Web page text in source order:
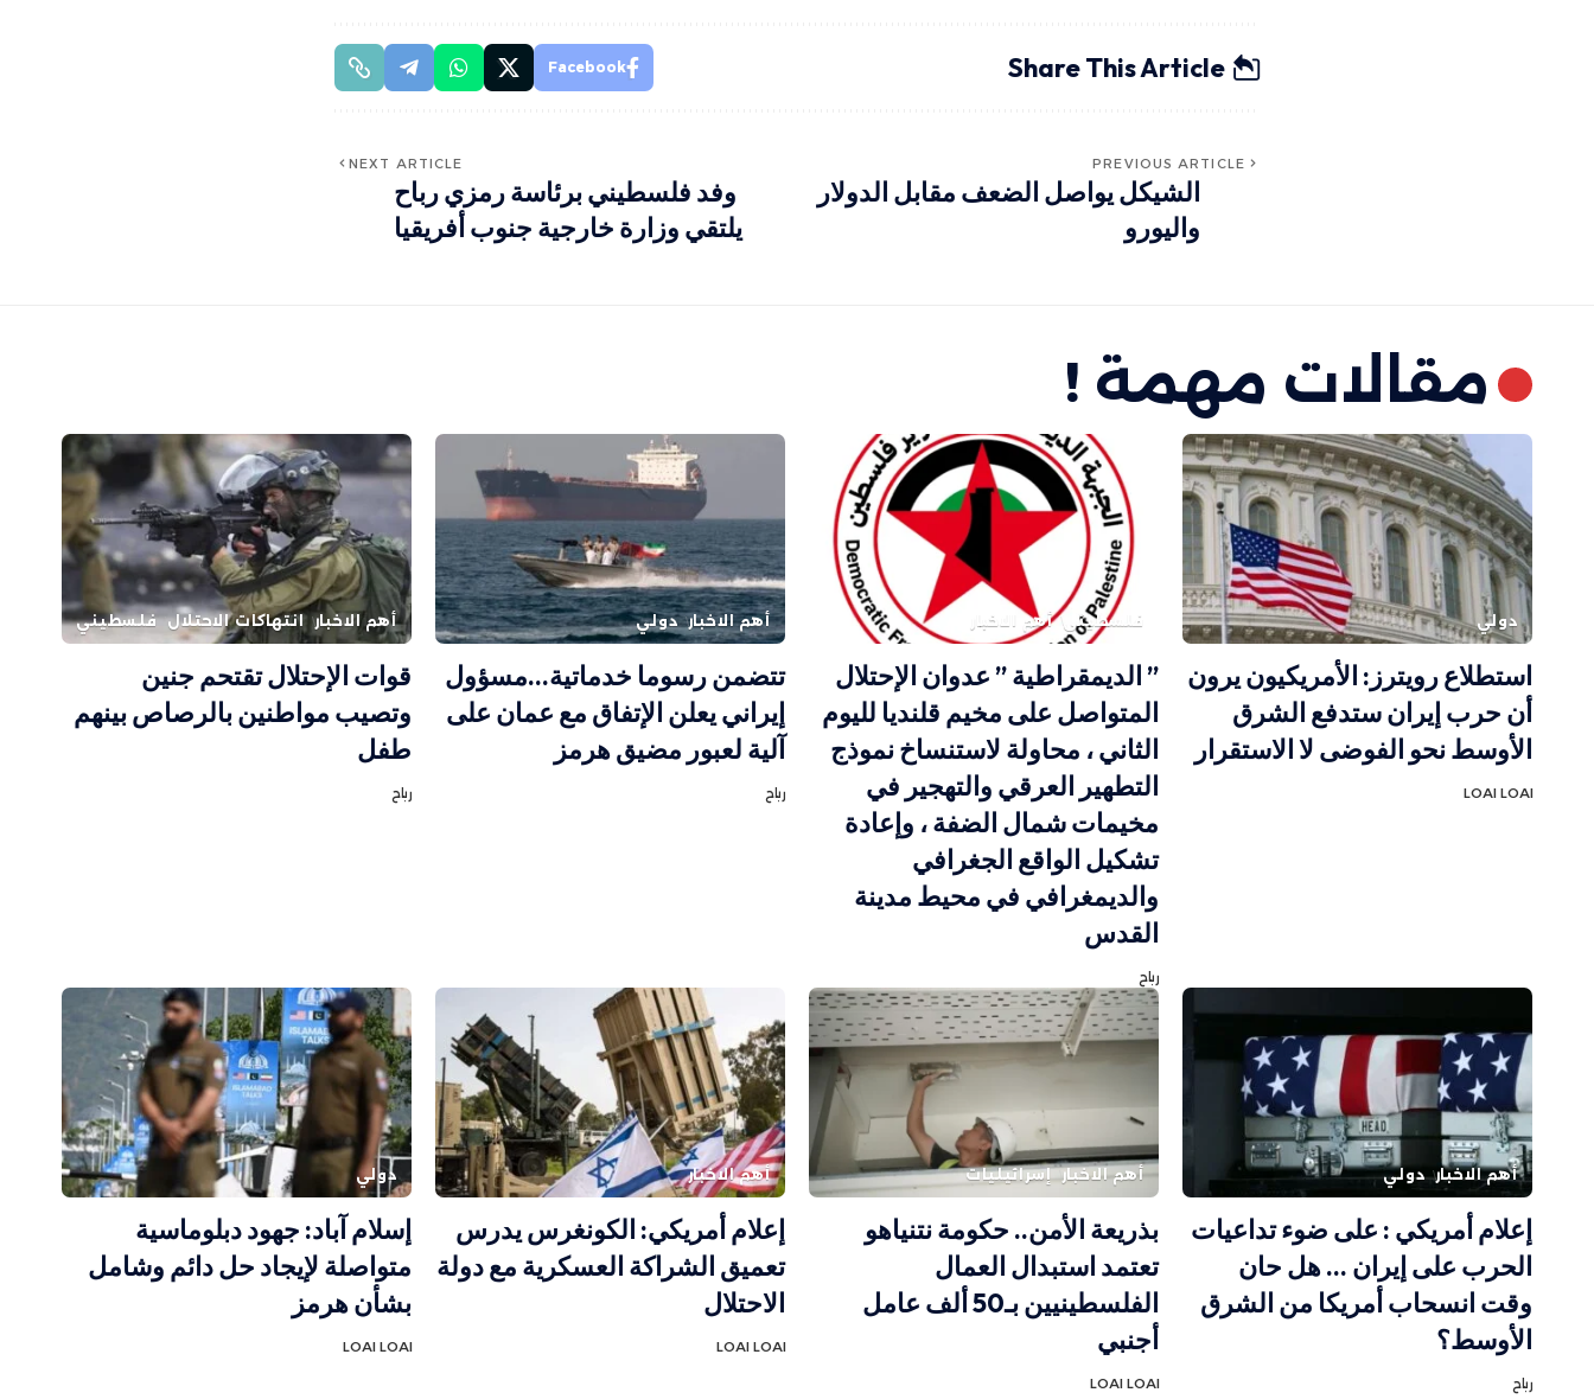
Share This Article
Facebook
PREVIOUS ARTICLE
الشيكل يواصل الضعف مقابل الدولار
واليورو
NEXT ARTICLE
وفد فلسطيني برئاسة رمزي رباح
يلتقي وزارة خارجية جنوب أفريقيا
مقالات مهمة !
دولي
استطلاع رويترز: الأمريكيون يرون
أن حرب إيران ستدفع الشرق
الأوسط نحو الفوضى لا الاستقرار
LOAI LOAI
فلسطيني أهم الاخبار
” الديمقراطية ” عدوان الإحتلال
المتواصل على مخيم قلنديا لليوم
الثاني ، محاولة لاستنساخ نموذج
التطهير العرقي والتهجير في
مخيمات شمال الضفة ، وإعادة
تشكيل الواقع الجغرافي
والديمغرافي في محيط مدينة
القدس
رباح
أهم الاخبار دولي
تتضمن رسوما خدماتية…مسؤول
إيراني يعلن الإتفاق مع عمان على
آلية لعبور مضيق هرمز
رباح
أهم الاخبار انتهاكات الاحتلال فلسطيني
قوات الإحتلال تقتحم جنين
وتصيب مواطنين بالرصاص بينهم
طفل
رباح
أهم الاخبار دولي
إعلام أمريكي : على ضوء تداعيات
الحرب على إيران … هل حان
وقت انسحاب أمريكا من الشرق
الأوسط؟
رباح
أهم الاخبار إسرائيليات
بذريعة الأمن.. حكومة نتنياهو
تعتمد استبدال العمال
الفلسطينيين بـ50 ألف عامل
أجنبي
LOAI LOAI
أهم الاخبار
إعلام أمريكي: الكونغرس يدرس
تعميق الشراكة العسكرية مع دولة
الاحتلال
LOAI LOAI
دولي
إسلام آباد: جهود دبلوماسية
متواصلة لإيجاد حل دائم وشامل
بشأن هرمز
LOAI LOAI